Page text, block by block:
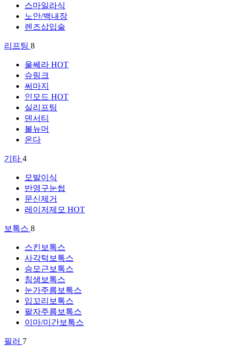
스마일라식
노안/백내장
렌즈삽입술
리프팅 8
울쎄라 HOT
슈링크
써마지
인모드 HOT
실리프팅
덴서티
볼뉴머
온다
기타 4
모발이식
반영구눈썹
문신제거
레이저제모 HOT
보톡스 8
스킨보톡스
사각턱보톡스
승모근보톡스
침샘보톡스
눈가주름보톡스
입꼬리보톡스
팔자주름보톡스
이마/미간보톡스
필러 7